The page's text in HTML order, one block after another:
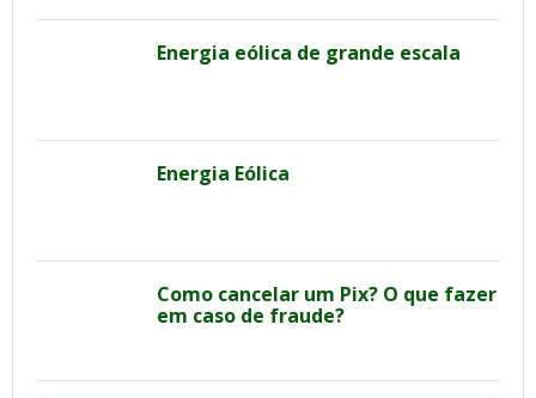
Energia eólica de grande escala
Energia Eólica
Como cancelar um Pix? O que fazer
em caso de fraude?